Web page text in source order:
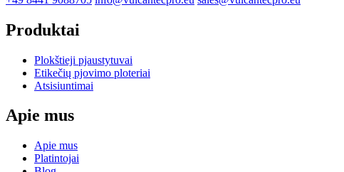
Produktai
Plokštieji pjaustytuvai
Etikečių pjovimo ploteriai
Atsisiuntimai
Apie mus
Apie mus
Platintojai